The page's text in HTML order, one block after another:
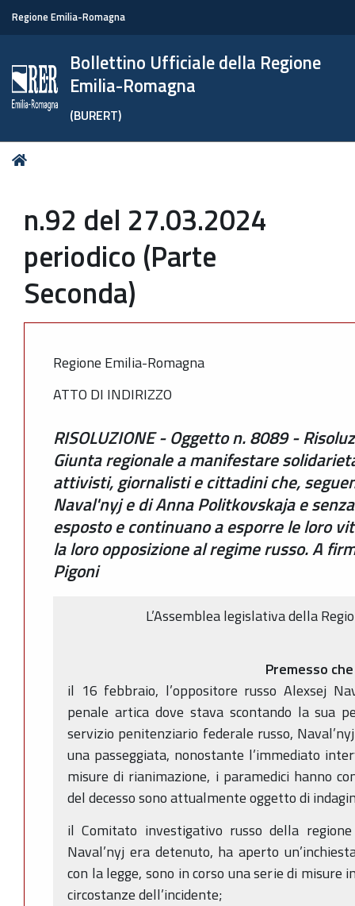
Regione Emilia-Romagna
Bollettino Ufficiale della Regione
Emilia-Romagna
(BURERT)
Tu
n.92 del 27.03.2024
periodico (Parte
Seconda)
Regione Emilia-Romagna
ATTO DI INDIRIZZO
RISOLUZIONE - Oggetto n. 8089 -
Giunta regionale a manifestare
attivisti, giornalisti e cittadini che,
Naval'nyj e di Anna Politkovskaja e
esposto e continuano a esporre le loro
la loro opposizione al regime russo. A
Pigoni
L’Assemblea legislativa della
Premesso che
il 16 febbraio, l’oppositore russo Alexsej
penale artica dove stava scontando la sua
servizio penitenziario federale russo,
una passeggiata, nonostante l’immediato
misure di rianimazione, i paramedici hanno
del decesso sono attualmente oggetto di
il Comitato investigativo russo della
Naval’nyj era detenuto, ha aperto
con la legge, sono in corso una serie di
circostanze dell’incidente;